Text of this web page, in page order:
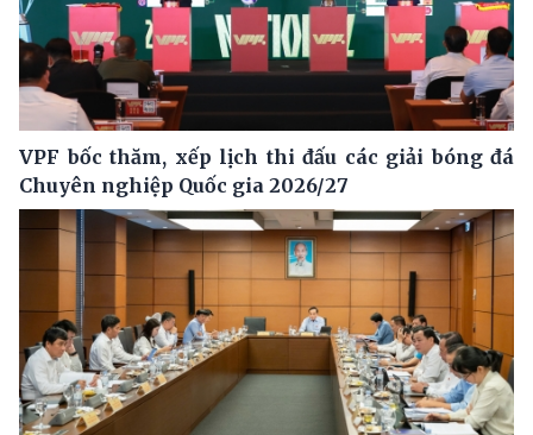
VPF bốc thăm, xếp lịch thi đấu các giải bóng đá
Chuyên nghiệp Quốc gia 2026/27